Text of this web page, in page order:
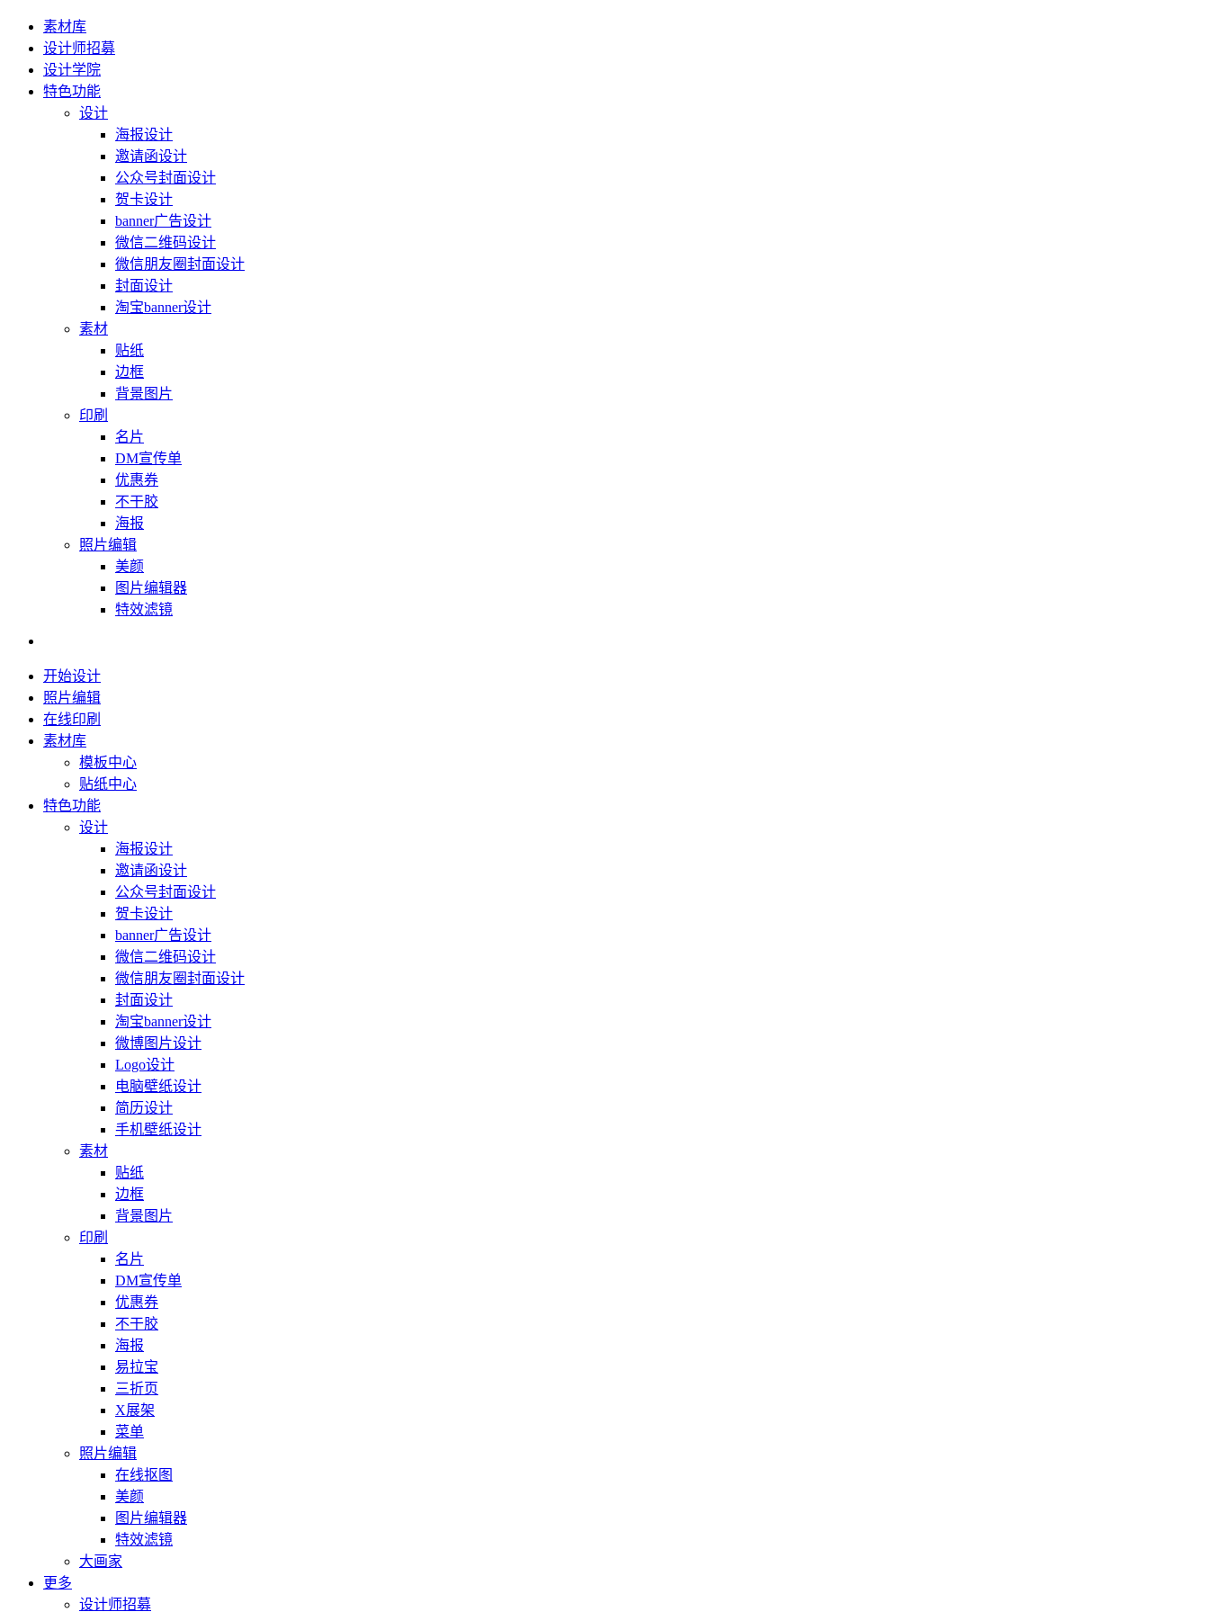
素材库
设计师招募
设计学院
特色功能
设计
海报设计
邀请函设计
公众号封面设计
贺卡设计
banner广告设计
微信二维码设计
微信朋友圈封面设计
封面设计
淘宝banner设计
素材
贴纸
边框
背景图片
印刷
名片
DM宣传单
优惠券
不干胶
海报
照片编辑
美颜
图片编辑器
特效滤镜
开始设计
照片编辑
在线印刷
素材库
模板中心
贴纸中心
特色功能
设计
海报设计
邀请函设计
公众号封面设计
贺卡设计
banner广告设计
微信二维码设计
微信朋友圈封面设计
封面设计
淘宝banner设计
微博图片设计
Logo设计
电脑壁纸设计
简历设计
手机壁纸设计
素材
贴纸
边框
背景图片
印刷
名片
DM宣传单
优惠券
不干胶
海报
易拉宝
三折页
X展架
菜单
照片编辑
在线抠图
美颜
图片编辑器
特效滤镜
大画家
更多
设计师招募